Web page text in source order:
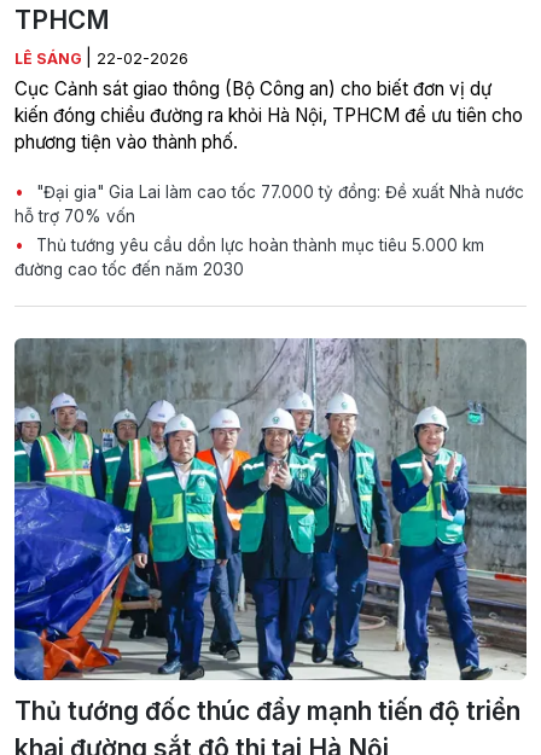
TPHCM
LÊ SÁNG 22-02-2026
Cục Cảnh sát giao thông (Bộ Công an) cho biết đơn vị dự
kiến đóng chiều đường ra khỏi Hà Nội, TPHCM để ưu tiên cho
phương tiện vào thành phố.
"Đại gia" Gia Lai làm cao tốc 77.000 tỷ đồng: Đề xuất Nhà nước
hỗ trợ 70% vốn
Thủ tướng yêu cầu dồn lực hoàn thành mục tiêu 5.000 km
đường cao tốc đến năm 2030
Thủ tướng đốc thúc đẩy mạnh tiến độ triển
khai đường sắt đô thị tại Hà Nội